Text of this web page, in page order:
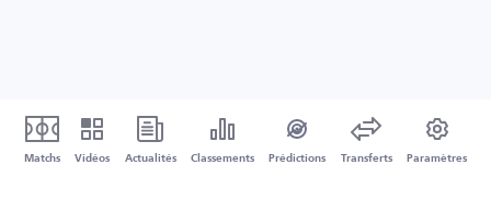
Matchs Vidéos Actualités Classements Prédictions Transferts Paramètres